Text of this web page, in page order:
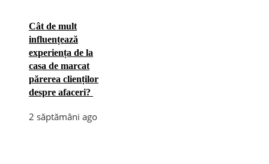
Cât de mult
influențează
experiența de la
casa de marcat
părerea clienților
despre afaceri?
2 săptămâni ago